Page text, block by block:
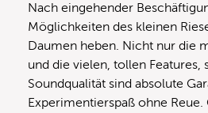
Nach eingehender
Möglichkeiten des kleinen
Daumen heben. Nicht nur die
und die vielen, tollen Features,
Soundqualität sind absolute
Experimentierspaß ohne